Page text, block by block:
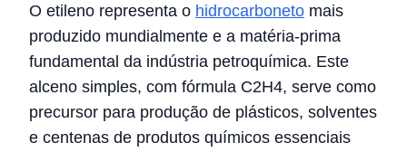
O etileno representa o hidrocarboneto mais
produzido mundialmente e a matéria-prima
fundamental da indústria petroquímica. Este
alceno simples, com fórmula C2H4, serve como
precursor para produção de plásticos, solventes
e centenas de produtos químicos essenciais